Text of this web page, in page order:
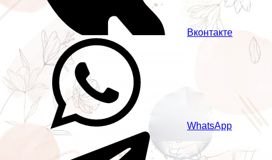
Вконтакте
WhatsApp